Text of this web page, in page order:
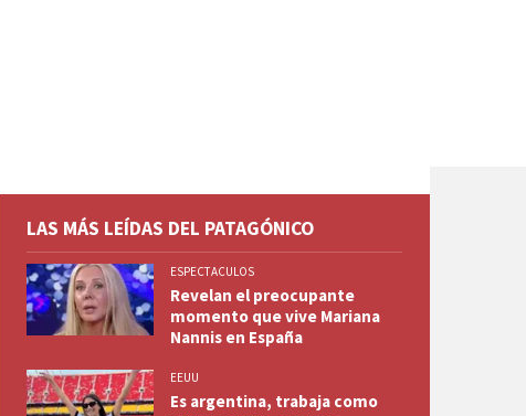
LAS MÁS LEÍDAS DEL PATAGÓNICO
ESPECTACULOS
Revelan el preocupante
momento que vive Mariana
Nannis en España
EEUU
Es argentina, trabaja como